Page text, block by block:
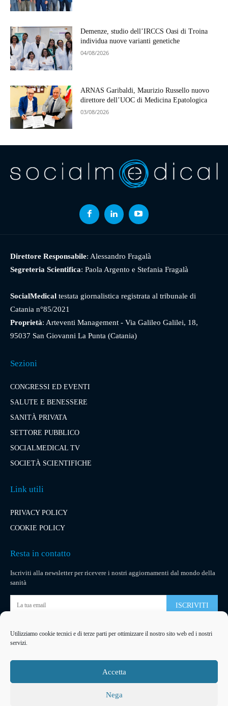
Utilizziamo cookie tecnici e di terze parti per ottimizzare il nostro sito web ed i nostri
servizi.
Accetta
Nega
Demenze, studio dell’IRCCS Oasi di Troina
individua nuove varianti genetiche
04/08/2026
ARNAS Garibaldi, Maurizio Russello nuovo
direttore dell’UOC di Medicina Epatologica
03/08/2026
Direttore Responsabile: Alessandro Fragalà
Segreteria Scientifica: Paola Argento e Stefania Fragalà
SocialMedical testata giornalistica registrata al tribunale di
Catania n°85/2021
Proprietà: Arteventi Management - Via Galileo Galilei, 18,
95037 San Giovanni La Punta (Catania)
Sezioni
CONGRESSI ED EVENTI
SALUTE E BENESSERE
SANITÀ PRIVATA
SETTORE PUBBLICO
SOCIALMEDICAL TV
SOCIETÀ SCIENTIFICHE
Link utili
PRIVACY POLICY
COOKIE POLICY
Resta in contatto
Iscriviti alla newsletter per ricevere i nostri aggiornamenti dal mondo della
sanità
ISCRIVITI
Pubblicità
La tua pubblicità